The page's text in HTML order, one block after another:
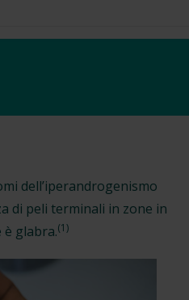
dell’iperandrogenismo
di peli terminali in zone in
glabra.(1)